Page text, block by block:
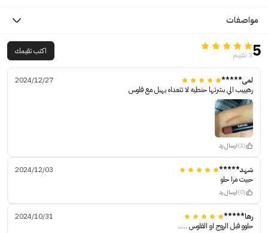
مواصفات
53 تقييم اكتب تقيمك
لمى*****
2024/12/27
رهيييب الي بشرتها حنطيه لا تتعداه يهبل مع قلوس
(1) ارسال رد
شهد*****
2024/12/03
حبيت مرا حلو
(0) ارسال رد
رها*****
2024/10/31
حلوو قبل الروج او القلوس …..